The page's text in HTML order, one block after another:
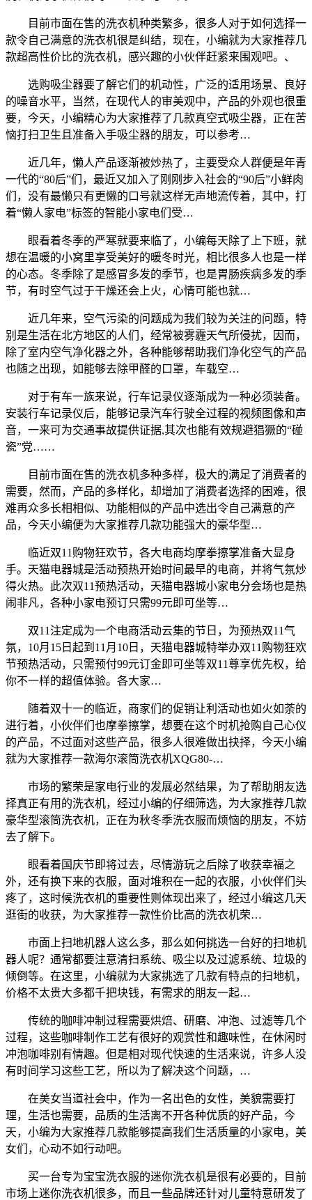
目前市面在售的洗衣机种类繁多，很多人对于如何选择一
款令自己满意的洗衣机很是纠结，现在，小编就为大家推荐几
款超高性价比的洗衣机，感兴趣的小伙伴赶紧来围观吧。、
选购吸尘器要了解它们的机动性，广泛的适用场景、良好
的噪音水平，当然，在现代人的审美观中，产品的外观也很重
要，今天，小编精心为大家推荐了几款真空式吸尘器，正在苦
恼打扫卫生且准备入手吸尘器的朋友，可以参考…
近几年，懒人产品逐渐被炒热了，主要受众人群便是年青
一代的“80后”们，最近又加入了刚刚步入社会的“90后”小鲜肉
们，没有最懒只有更懒的口号就这样无声地流传着，其中，打
着“懒人家电”标签的智能小家电们受…
眼看着冬季的严寒就要来临了，小编每天除了上下班，就
想在温暖的小窝里享受美好的暖冬时光，相比很多人也是一样
的心态。冬季除了是感冒多发的季节，也是胃肠疾病多发的季
节，有时空气过于干燥还会上火，心情可能也就…
近几年来，空气污染的问题成为我们较为关注的问题，特
别是生活在北方地区的人们，经常被雾霾天气所侵扰，因而，
除了室内空气净化器之外，各种能够帮助我们净化空气的产品
也随之出现，如能够去除甲醛的口罩，车载空…
对于有车一族来说，行车记录仪逐渐成为一种必须装备。
安装行车记录仪后，能够记录汽车行驶全过程的视频图像和声
音，一来可为交通事故提供证据,其次也能有效规避猖獗的“碰
瓷”党……
目前市面在售的洗衣机多种多样，极大的满足了消费者的
需要，然而，产品的多样化，却增加了消费者选择的困难，很
难再众多长相相似、功能相似的产品中选出令自己满意的产
品，今天小编便为大家推荐几款功能强大的豪华型…
临近双11购物狂欢节，各大电商均摩拳擦掌准备大显身
手。天猫电器城是活动预热开始时间最早的电商，并将气氛炒
得火热。此次双11预热活动，天猫电器城小家电分会场也是热
闹非凡，各种小家电预订只需99元即可坐等…
双11注定成为一个电商活动云集的节日，为预热双11气
氛，10月15日起到11月10日，天猫电器城特举办双11购物狂欢
节预热活动，只需预付99元订金即可坐等双11尊享优先权，给
你不一样的超值体验。各大家…
随着双十一的临近，商家们的促销让利活动也如火如荼的
进行着，小伙伴们也摩拳擦掌，想要在这个时机抢购自己心仪
的产品，不过面对这些产品，很多人很难做出抉择，今天小编
就为大家推荐一款海尔滚筒洗衣机XQG80-…
市场的繁荣是家电行业的发展必然结果，为了帮助朋友选
择真正有用的洗衣机，经过小编的仔细筛选，为大家推荐几款
豪华型滚筒洗衣机，正在为秋冬季洗衣服而烦恼的朋友，不妨
去了解下。
眼看着国庆节即将过去，尽情游玩之后除了收获幸福之
外，还有换下来的衣服，面对堆积在一起的衣服，小伙伴们头
疼了，这时候洗衣机的重要性则体现出来了，经过小编这几天
逛街的收获，为大家推荐一款性价比高的洗衣机荣…
市面上扫地机器人这么多，那么如何挑选一台好的扫地机
器人呢？通常都要注意清扫系统、吸尘以及过滤系统、垃圾的
倾倒等。在这里，小编就为大家挑选了几款有特点的扫地机，
价格不太贵大多都千把块钱，有需求的朋友一起…
传统的咖啡冲制过程需要烘焙、研磨、冲泡、过滤等几个
过程，这些咖啡制作工艺有很好的观赏性和趣味性，在休闲时
冲泡咖啡别有情趣。但是相对现代快速的生活来说，许多人没
有时间学习这些工艺，所以为了解决这个问题，…
在美女当道社会中，作为一名出色的女性，美貌需要打
理，生活也需要，品质的生活离不开各种优质的好产品，今
天，小编为大家推荐几款能够提高我们生活质量的小家电，美
女们，心动不如行动吧。
买一台专为宝宝洗衣服的迷你洗衣机是很有必要的，目前
市场上迷你洗衣机很多，而且一些品牌还针对儿童特意研发了